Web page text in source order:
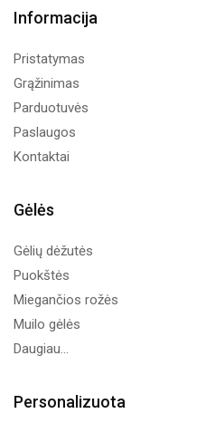
Informacija
Pristatymas
Grąžinimas
Parduotuvės
Paslaugos
Kontaktai
Gėlės
Gėlių dėžutės
Puokštės
Miegančios rožės
Muilo gėlės
Daugiau...
Personalizuota